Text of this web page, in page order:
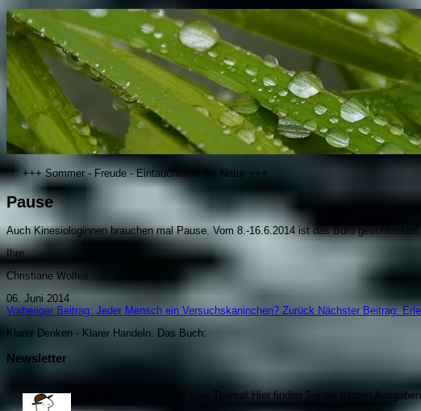
+++ Sommer - Freude - Eintauchen in die Natur +++
Pause
Auch Kinesiologinnen brauchen mal Pause. Vom 8.-16.6.2014 ist das Büro geschlossen.
Ihre
Christiane Wolfes
06. Juni 2014
Vorheriger Beitrag: Jeder Mensch ein Versuchskaninchen? Zurück Nächster Beitrag:
Klarer Denken - Klarer Handeln. Das Buch:
Newsletter
Newsletter verpasst? Kein Thema! Hier finden Sie die letzten